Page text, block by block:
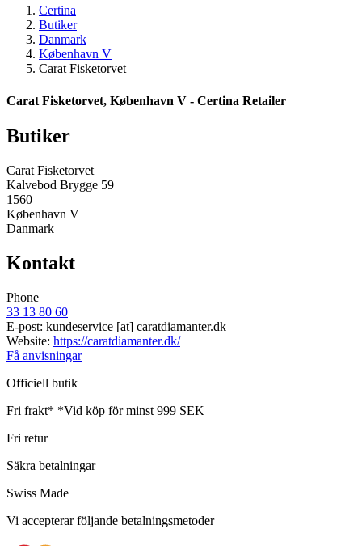
Certina
Butiker
Danmark
København V
Carat Fisketorvet
Carat Fisketorvet, København V - Certina Retailer
Butiker
Carat Fisketorvet
Kalvebod Brygge 59
1560
København V
Danmark
Kontakt
Phone
33 13 80 60
E-post: kundeservice [at] caratdiamanter.dk
Website: https://caratdiamanter.dk/
Få anvisningar
Officiell butik
Fri frakt* *Vid köp för minst 999 SEK
Fri retur
Säkra betalningar
Swiss Made
Vi accepterar följande betalningsmetoder